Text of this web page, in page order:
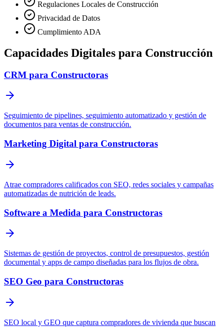
Regulaciones Locales de Construcción
Privacidad de Datos
Cumplimiento ADA
Capacidades Digitales para Construcción
CRM para Constructoras
Seguimiento de pipelines, seguimiento automatizado y gestión de
documentos para ventas de construcción.
Marketing Digital para Constructoras
Atrae compradores calificados con SEO, redes sociales y campañas
automatizadas de nutrición de leads.
Software a Medida para Constructoras
Sistemas de gestión de proyectos, control de presupuestos, gestión
documental y apps de campo diseñadas para los flujos de obra.
SEO Geo para Constructoras
SEO local y GEO que captura compradores de vivienda que buscan